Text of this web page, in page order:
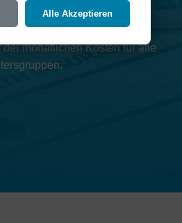
monatlichen Kosten für alle
Alle Akzeptieren